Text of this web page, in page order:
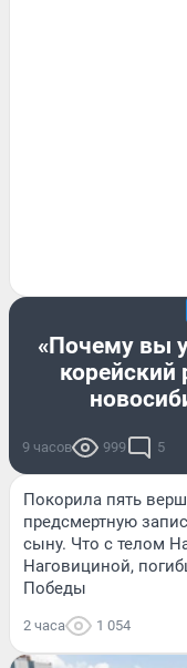
«Почему вы
корейский
9 часов 999 5
Покорила пять
предсмертную
сыну. Что с телом
Наговициной,
Победы
2 часа 1 054